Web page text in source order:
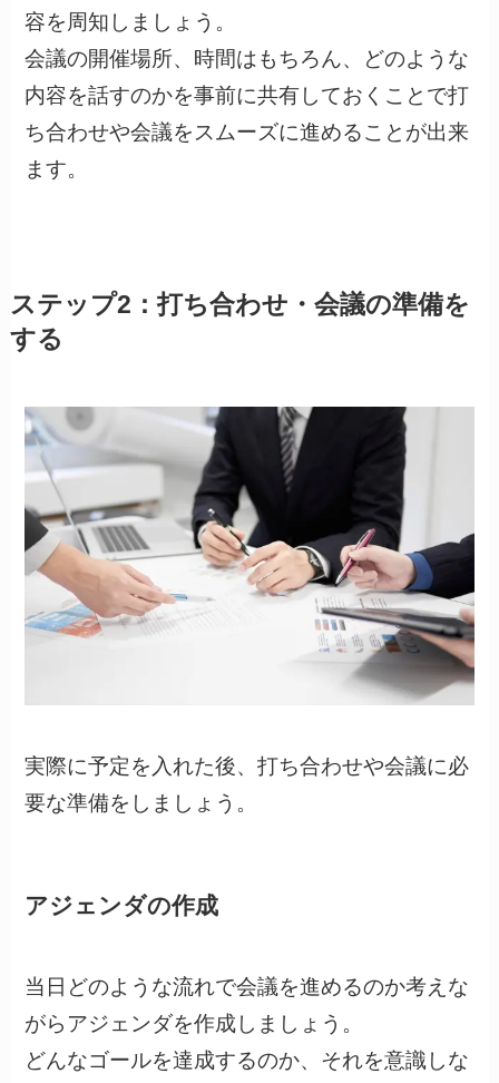
容を周知しましょう。
会議の開催場所、時間はもちろん、どのような
内容を話すのかを事前に共有しておくことで打
ち合わせや会議をスムーズに進めることが出来
ます。
ステップ2：打ち合わせ・会議の準備を
する
実際に予定を入れた後、打ち合わせや会議に必
要な準備をしましょう。
アジェンダの作成
当日どのような流れで会議を進めるのか考えな
がらアジェンダを作成しましょう。
どんなゴールを達成するのか、それを意識しな